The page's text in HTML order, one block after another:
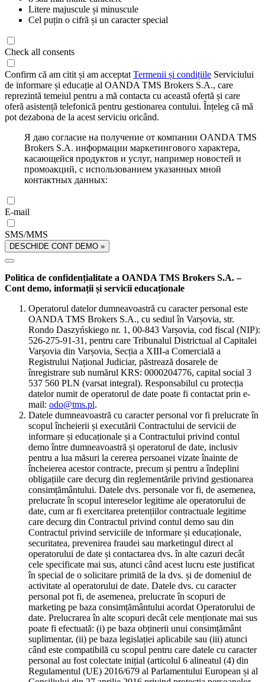
Litere majuscule și minuscule
Cel puțin o cifră și un caracter special
Check all consents
Confirm că am citit și am acceptat Termenii și condițiile Serviciului
de informare și educație al OANDA TMS Brokers S.A., care
reprezintă temeiul pentru a mă contacta cu această ofertă și care
oferă asistență telefonică pentru gestionarea contului. Înțeleg că mă
pot dezabona de la acest serviciu oricând.
Я даю согласие на получение от компании OANDA TMS
Brokers S.A. информации маркетингового характера,
касающейся продуктов и услуг, например новостей и
промоакций, с использованием указанных мной
контактных данных:
E-mail
SMS/MMS
DESCHIDE CONT DEMO »
Politica de confidențialitate a OANDA TMS Brokers S.A. –
Cont demo, informații și servicii educaționale
Operatorul datelor dumneavoastră cu caracter personal este
OANDA TMS Brokers S.A., cu sediul în Varșovia, str.
Rondo Daszyńskiego nr. 1, 00-843 Varșovia, cod fiscal (NIP):
526-275-91-31, pentru care Tribunalul Districtual al Capitalei
Varșovia din Varșovia, Secția a XIII-a Comercială a
Registrului Național Judiciar, păstrează dosarele de
înregistrare sub numărul KRS: 0000204776, capital social 3
537 560 PLN (varsat integral). Responsabilul cu protecția
datelor numit de operatorul de date poate fi contactat prin e-
mail: odo@tms.pl.
Datele dumneavoastră cu caracter personal vor fi prelucrate în
scopul încheierii și executării Contractului de servicii de
informare și educaționale și a Contractului privind contul
demo între dumneavoastră și operatorul de date, inclusiv
pentru a lua măsuri la cererea persoanei vizate înainte de
încheierea acestor contracte, precum și pentru a îndeplini
obligațiile care decurg din reglementările privind gestionarea
consimțământului. Datele dvs. personale vor fi, de asemenea,
prelucrate în scopul intereselor legitime ale operatorului de
date, cum ar fi exercitarea pretențiilor contractuale legitime
care decurg din Contractul privind contul demo sau din
Contractul privind serviciile de informare și educaționale,
securitatea, prevenirea fraudei sau marketingul direct al
operatorului de date și contactarea dvs. în alte cazuri decât
cele specificate mai sus, atunci când acest lucru este justificat
în special de o solicitare primită de la dvs. și de domeniul de
activitate al operatorului de date. Datele dvs. cu caracter
personal pot fi, de asemenea, prelucrate în scopuri de
marketing pe baza consimțământului acordat Operatorului de
date. Prelucrarea în alte scopuri decât cele menționate mai sus
poate fi efectuată: (i) pe baza obținerii unui consimțământ
suplimentar, (ii) pe baza legislației aplicabile sau (iii) atunci
când este compatibilă cu scopul pentru care datele cu caracter
personal au fost colectate inițial (articolul 6 alineatul (4) din
Regulamentul (UE) 2016/679 al Parlamentului European și al